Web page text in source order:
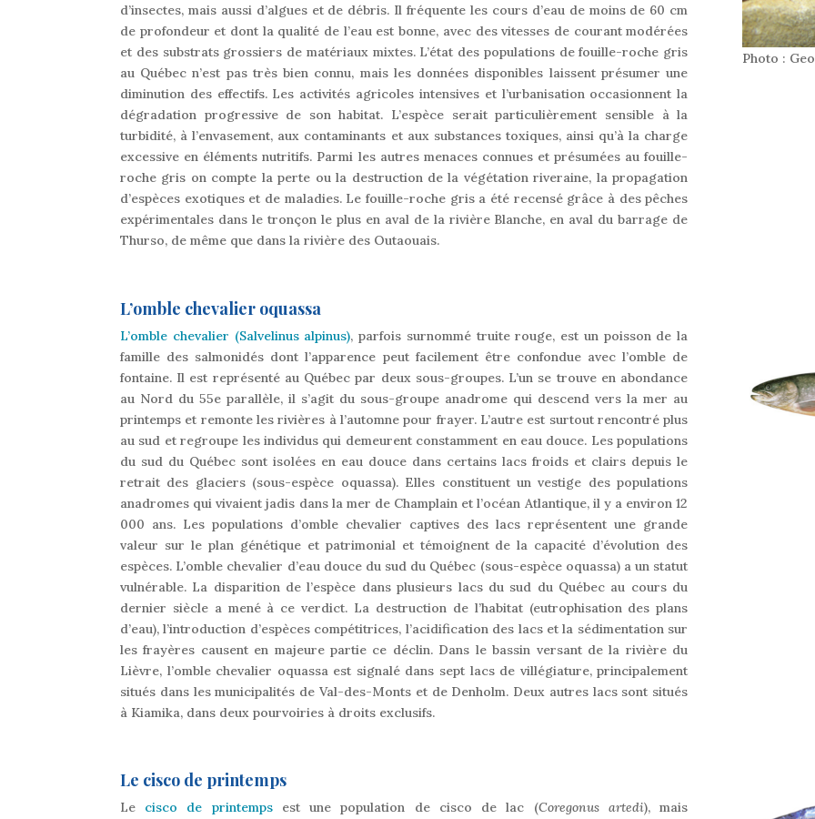
d’insectes, mais aussi d’algues et de débris. Il fréquente les cours d’eau de moins de 60 cm
de profondeur et dont la qualité de l’eau est bonne, avec des vitesses de courant modérées
et des substrats grossiers de matériaux mixtes. L’état des populations de fouille-roche gris
au Québec n’est pas très bien connu, mais les données disponibles laissent présumer une
diminution des effectifs. Les activités agricoles intensives et l’urbanisation occasionnent la
dégradation progressive de son habitat. L’espèce serait particulièrement sensible à la
turbidité, à l’envasement, aux contaminants et aux substances toxiques, ainsi qu’à la charge
excessive en éléments nutritifs. Parmi les autres menaces connues et présumées au fouille-
roche gris on compte la perte ou la destruction de la végétation riveraine, la propagation
d’espèces exotiques et de maladies. Le fouille-roche gris a été recensé grâce à des pêches
expérimentales dans le tronçon le plus en aval de la rivière Blanche, en aval du barrage de
Thurso, de même que dans la rivière des Outaouais.
Photo :
L’omble chevalier oquassa
L’omble chevalier (Salvelinus alpinus), parfois surnommé truite rouge, est un poisson de la
famille des salmonidés dont l’apparence peut facilement être confondue avec l’omble de
fontaine. Il est représenté au Québec par deux sous-groupes. L’un se trouve en abondance
au Nord du 55e parallèle, il s’agit du sous-groupe anadrome qui descend vers la mer au
printemps et remonte les rivières à l’automne pour frayer. L’autre est surtout rencontré plus
au sud et regroupe les individus qui demeurent constamment en eau douce. Les populations
du sud du Québec sont isolées en eau douce dans certains lacs froids et clairs depuis le
retrait des glaciers (sous-espèce oquassa). Elles constituent un vestige des populations
anadromes qui vivaient jadis dans la mer de Champlain et l’océan Atlantique, il y a environ 12
000 ans. Les populations d’omble chevalier captives des lacs représentent une grande
valeur sur le plan génétique et patrimonial et témoignent de la capacité d’évolution des
espèces. L’omble chevalier d’eau douce du sud du Québec (sous-espèce oquassa) a un statut
vulnérable. La disparition de l’espèce dans plusieurs lacs du sud du Québec au cours du
dernier siècle a mené à ce verdict. La destruction de l’habitat (eutrophisation des plans
d’eau), l’introduction d’espèces compétitrices, l’acidification des lacs et la sédimentation sur
les frayères causent en majeure partie ce déclin. Dans le bassin versant de la rivière du
Lièvre, l’omble chevalier oquassa est signalé dans sept lacs de villégiature, principalement
situés dans les municipalités de Val-des-Monts et de Denholm. Deux autres lacs sont situés
à Kiamika, dans deux pourvoiries à droits exclusifs.
Le cisco de printemps
Le cisco de printempsest une population de cisco de lac (Coregonus artedi), mais